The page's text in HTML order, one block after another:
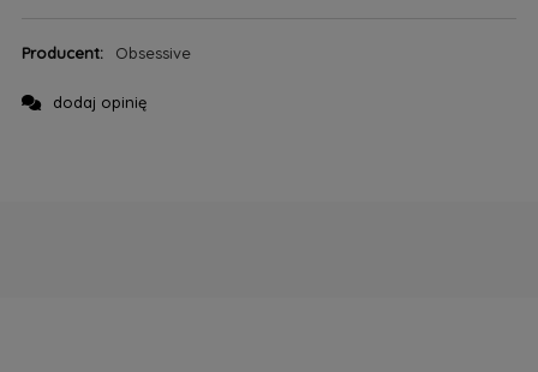
Producent: Obsessive
dodaj opinię